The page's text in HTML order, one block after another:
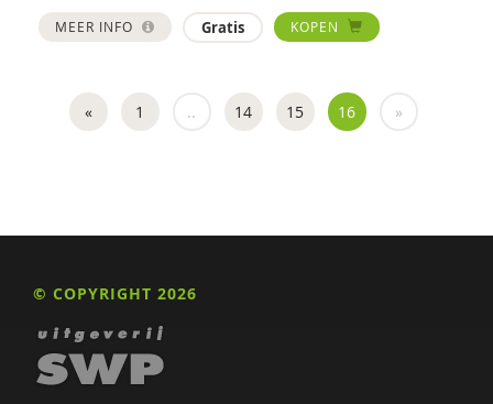
Hans Kroon
Jisca Kuiper
MIND Landelijk Platform Psychische Gezondheid
Griet Lauwers
Leonie le Sage
MEER INFO Gratis KOPEN
« 1 .. 14 15 16 »
© COPYRIGHT 2026